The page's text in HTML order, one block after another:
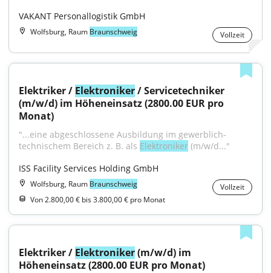
VAKANT Personallogistik GmbH
Wolfsburg, Raum Braunschweig Vollzeit
Elektriker / Elektroniker / Servicetechniker
(m/w/d) im Höheneinsatz (2800.00 EUR pro
Monat)
"...eine abgeschlossene Ausbildung im gewerblich-
technischem Bereich z. B. als Elektroniker (m/w/d..."
ISS Facility Services Holding GmbH
Wolfsburg, Raum Braunschweig
Vollzeit
Von 2.800,00 € bis 3.800,00 € pro Monat
Elektriker / Elektroniker (m/w/d) im
Höheneinsatz (2800.00 EUR pro Monat)